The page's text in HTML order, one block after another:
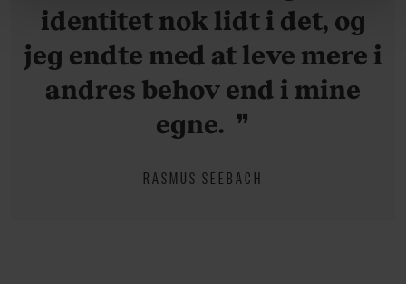
om vores brug af cookies, samarbejdspartnere og
behandling af dine personoplysninger i forbindelse
hermed i både voresprivatlivspolitikogcookiepolitik .
identitet nok lidt i det, og
jeg endte med at leve mere i
andres behov end i mine
egne.
RASMUS SEEBACH